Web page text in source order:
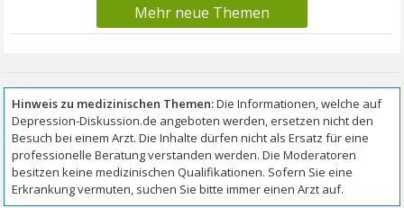
Mehr neue Themen